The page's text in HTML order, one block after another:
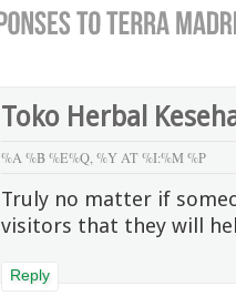
Toko Herbal
%A %B %E%Q, %Y AT %I:%M %P
Truly no matter if
visitors that they will
Reply